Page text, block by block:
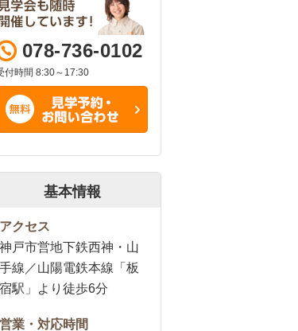
078-736-0102
付時間 8:30～17:30
基本情報
アクセス
神戸市営地下鉄西神・山
手線／山陽電鉄本線「板
宿駅」より徒歩6分
営業・対応時間